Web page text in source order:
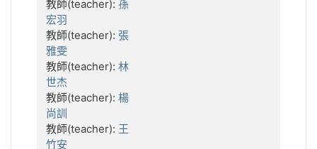
教師(teacher): 孫
宏羽
教師(teacher): 張
雅雯
教師(teacher): 林
世杰
教師(teacher): 楊
尚訓
教師(teacher): 王
竹安